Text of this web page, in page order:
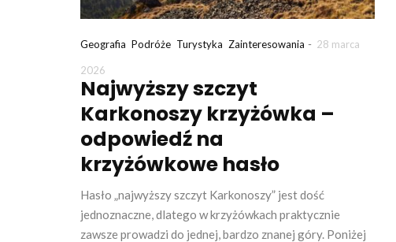
Geografia Podróże Turystyka Zainteresowania - 28 marca
2026
Najwyższy szczyt
Karkonoszy krzyżówka –
odpowiedź na
krzyżówkowe hasło
Hasło „najwyższy szczyt Karkonoszy” jest dość
jednoznaczne, dlatego w krzyżówkach praktycznie
zawsze prowadzi do jednej, bardzo znanej góry. Poniżej